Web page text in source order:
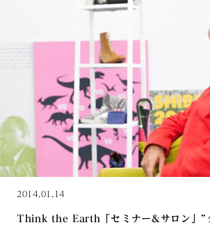
2014.01.14
Think the Earth「セミナー&サロン」”